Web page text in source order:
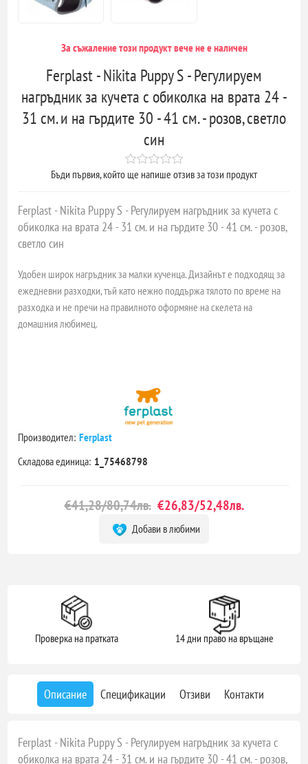
За съжаление този продукт вече не е наличен
Ferplast - Nikita Puppy S - Регулируем
нагръдник за кучета с обиколка на врата 24 -
31 см. и на гърдите 30 - 41 см. - розов, светло
син
Бъди първия, който ще напише отзив за този продукт
Ferplast - Nikita Puppy S - Регулируем нагръдник за кучета с
обиколка на врата 24 - 31 см. и на гърдите 30 - 41 см. - розов,
светло син
Удобен широк нагръдник за малки кученца. Дизайнът е подходящ за
ежедневни разходки, тъй като нежно поддържа тялото по време на
разходка и не пречи на правилното оформяне на скелета на
домашния любимец.
Производител: Ferplast
Складова единица: 1_75468798
€41,28/80,74лв. €26,83/52,48лв.
Добави в любими
Проверка на пратката 14 дни право на връщане
Описание Спецификации Отзиви Контакти
Ferplast - Nikita Puppy S - Регулируем нагръдник за кучета с
обиколка на врата 24 - 31 см. и на гърдите 30 - 41 см. - розов,